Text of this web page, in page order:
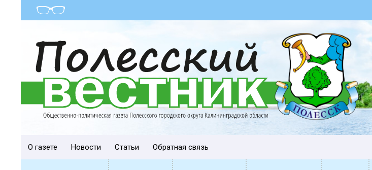
О газете Новости Статьи Обратная связь